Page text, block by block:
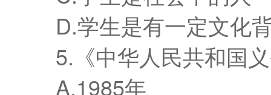
D.学生是有一定文化
5.《中华人民共和国
A.1985年